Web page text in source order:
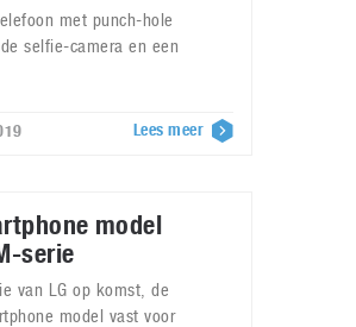
met punch-hole
selfie-camera en een
Lees meer
model
serie
van LG op komst, de
model vast voor